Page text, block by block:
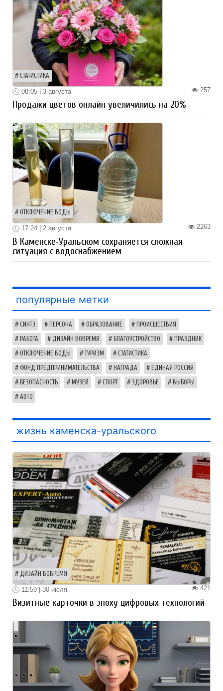
СТАТИСТИКА
257
08:05 | 3 августа
Продажи цветов онлайн увеличились на 20%
ОТКЛЮЧЕНИЕ ВОДЫ
2263
17:24 | 2 августа
В Каменске‑Уральском сохраняется сложная
ситуация с водоснабжением
популярные метки
СИНТЗ ПЕРСОНА ОБРАЗОВАНИЕ ПРОИСШЕСТВИЯ
РАБОТА ДИЗАЙН ВОВРЕМЯ БЛАГОУСТРОЙСТВО ПРАЗДНИК
ОТКЛЮЧЕНИЕ ВОДЫ ТУРИЗМ СТАТИСТИКА
ФОНД ПРЕДПРИНИМАТЕЛЬСТВА НАГРАДА ЕДИНАЯ РОССИЯ
БЕЗОПАСНОСТЬ МУЗЕЙ СПОРТ ЗДОРОВЬЕ ВЫБОРЫ
АВТО
жизнь каменска-уральского
ДИЗАЙН ВОВРЕМЯ
421
11:59 | 30 июля
Визитные карточки в эпоху цифровых технологий